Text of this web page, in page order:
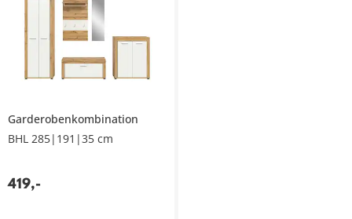
Garderobenkombination
BHL 285|191|35 cm
419,-